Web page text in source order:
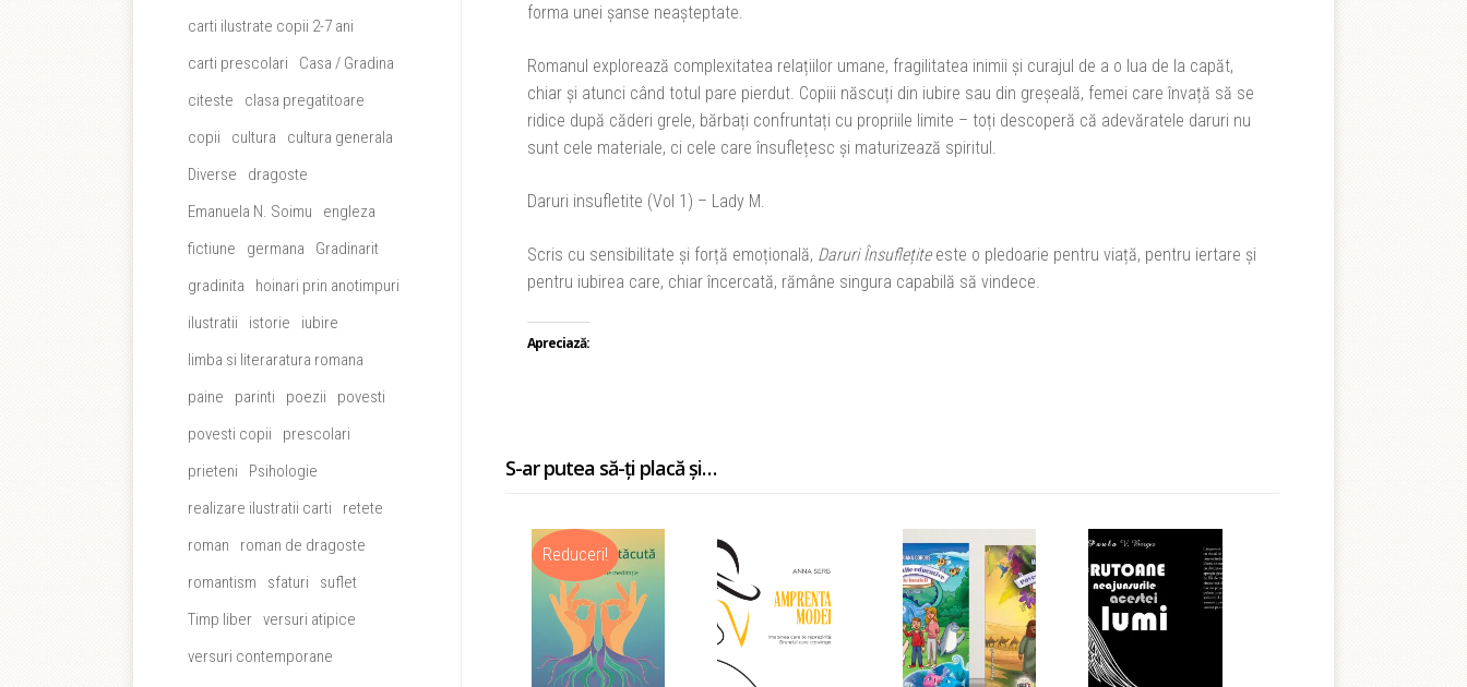
forma unei șanse neașteptate.
Romanul explorează complexitatea relațiilor umane, fragilitatea inimii și curajul de a o lua de la capăt,
chiar și atunci când totul pare pierdut. Copiii născuți din iubire sau din greșeală, femei care învață să se
ridice după căderi grele, bărbați confruntați cu propriile limite – toți descoperă că adevăratele daruri nu
sunt cele materiale, ci cele care însuflețesc și maturizează spiritul.
Daruri insufletite (Vol 1) – Lady M.
Scris cu sensibilitate și forță emoțională, Daruri Însuflețiteeste o pledoarie pentru viață, pentru iertare și
pentru iubirea care, chiar încercată, rămâne singura capabilă să vindece.
Apreciază:
S-ar putea să-ți placă și…
Reduceri!
carti ilustrate copii 2-7 ani
carti prescolari
Casa / Gradina
citeste
clasa pregatitoare
copii
cultura
cultura generala
Diverse
dragoste
Emanuela N. Soimu
engleza
fictiune
germana
Gradinarit
gradinita
hoinari prin anotimpuri
ilustratii
istorie
iubire
limba si literaratura romana
paine
parinti poezii
povesti
povesti copii
prescolari
prieteni
Psihologie
realizare ilustratii carti
retete
roman
roman de dragoste
romantism
sfaturi
suflet
Timp liber versuri atipice
versuri contemporane